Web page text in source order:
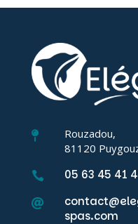

Rouzadou,
81120
 05 63 45 41

spas.com